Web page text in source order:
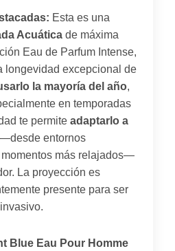
Esta es una
Acuática de máxima
Eau de Parfum Intense,
longevidad excepcional de
la mayoría del año,
en temporadas
te permite adaptarlo a
—desde entornos
más relajados—
La proyección es
presente para ser
Blue Eau Pour Homme